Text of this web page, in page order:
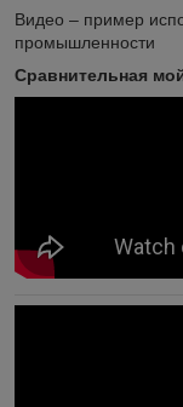
Видео – пример
промышленности
Сравнительная